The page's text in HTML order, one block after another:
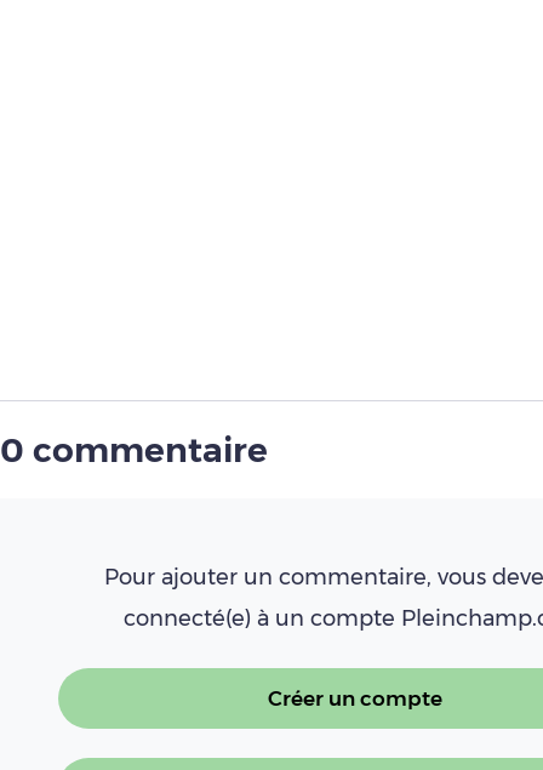
0 commentaire
Pour ajouter un commentaire, vous
connecté(e) à un compte
Créer un compte